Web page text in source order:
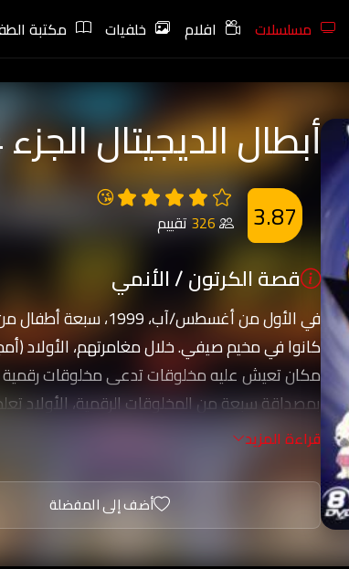
مسلسلات افلام خلفيات مكتبة
أبطال الديجيتال الجزء 4
😘
326تقييم 3.87
قصة الكرتون / الأنمي
في الأول من أغسطس/
كانوا في مخيم صيفي. خلال مغامرتهم، الأولاد
مكان تعيش عليه مخلوقات تدعى مخلوقات رقمية
بمصداقة سبعة من المخلوقات الرقمية، الأولاد
المرافق أقوى. لمواجهة الأعداء وهزيمتهم في
قراءة المزيد
أضف إلى المفضلة